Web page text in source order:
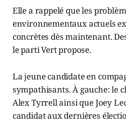
Elle a rappelé que les
environnementaux actuels
concrètes dès maintenant.
le parti Vert propose.
La jeune candidate en
sympathisants. À gauche: le
Alex Tyrrell ainsi que Joey
candidat aux dernières